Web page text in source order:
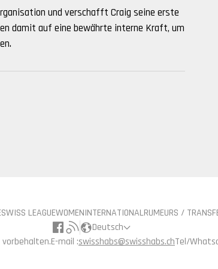
und verschafft Craig seine erste
damit auf eine bewährte interne Kraft, um
SWISS LEAGUEWOMENINTERNATIONALRUMEURS /
Deutsch
vorbehalten.E-mail :swisshabs@swisshabs.chTel/